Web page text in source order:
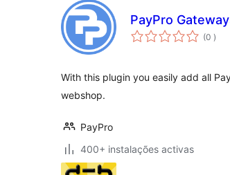
PayPro
(0 )
With this plugin you easily add all
webshop.
PayPro
400+ instalações activas